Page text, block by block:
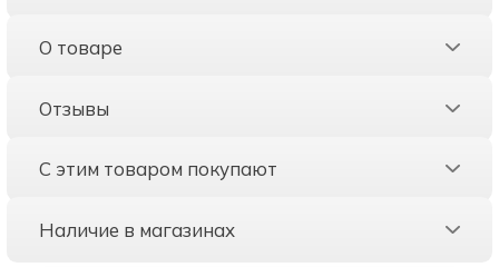
О товаре
Отзывы
С этим товаром покупают
Наличие в магазинах